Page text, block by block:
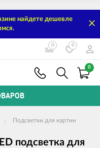
найдете дешевле
0 0
0
Подсветки для картин
подсветка для